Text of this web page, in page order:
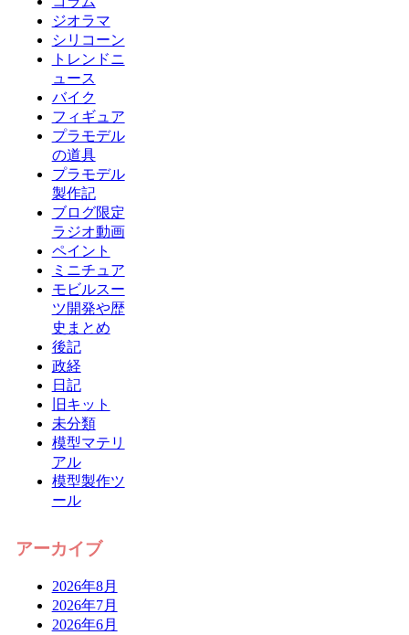
ジオラマ
シリコーン
トレンドニ
ュース
バイク
フィギュア
プラモデル
の道具
プラモデル
製作記
ブログ限定
ラジオ動画
ペイント
ミニチュア
モビルスー
ツ開発や歴
史まとめ
後記
政経
日記
旧キット
未分類
模型マテリ
アル
模型製作ツ
ール
アーカイブ
2026年8月
2026年7月
2026年6月